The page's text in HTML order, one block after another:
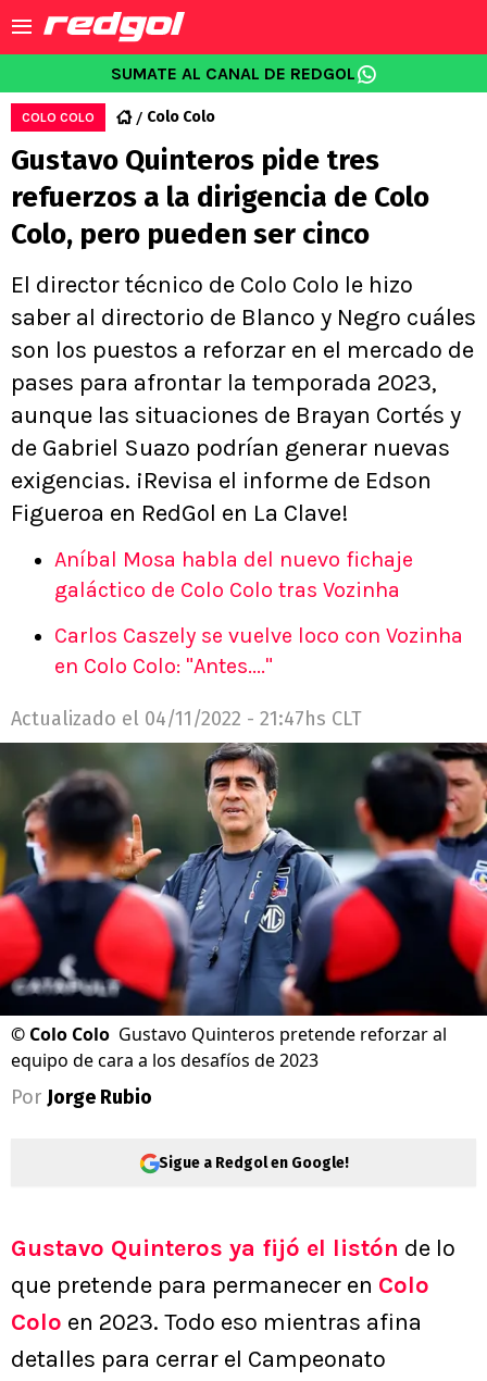
SUMATE AL CANAL DE REDGOL
COLO COLO Colo Colo
Gustavo Quinteros pide tres
refuerzos a la dirigencia de Colo
Colo, pero pueden ser cinco
El director técnico de Colo Colo le hizo
saber al directorio de Blanco y Negro cuáles
son los puestos a reforzar en el mercado de
pases para afrontar la temporada 2023,
aunque las situaciones de Brayan Cortés y
de Gabriel Suazo podrían generar nuevas
exigencias. ¡Revisa el informe de Edson
Figueroa en RedGol en La Clave!
Aníbal Mosa habla del nuevo fichaje
galáctico de Colo Colo tras Vozinha
Carlos Caszely se vuelve loco con Vozinha
en Colo Colo: "Antes...."
Actualizado el 04/11/2022 - 21:47hs CLT
© Colo Colo Gustavo Quinteros pretende reforzar al
equipo de cara a los desafíos de 2023
Por Jorge Rubio
Sigue a Redgol en Google!
Gustavo Quinteros ya fijó el listón de lo
que pretende para permanecer en Colo
Colo en 2023. Todo eso mientras afina
detalles para cerrar el Campeonato